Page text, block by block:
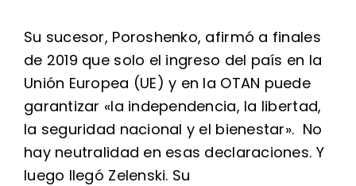
Su sucesor, Poroshenko, afirmó a finales
de 2019 que solo el ingreso del país en la
Unión Europea (UE) y en la OTAN puede
garantizar «la independencia, la libertad,
la seguridad nacional y el bienestar». No
hay neutralidad en esas declaraciones. Y
luego llegó Zelenski. Su